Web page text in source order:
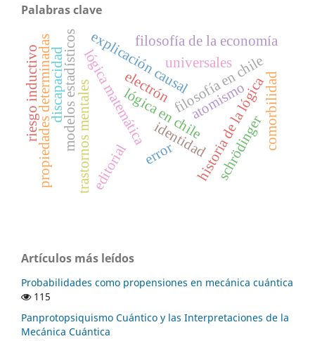
Palabras clave
filosofía en chile
lógica en chile
identidad
lógica matemática historia de la lógica
modelos estadísticos
error
explicación causal
trastornos mentales
discapacidad comorbilidad
universales
propiedades determinadas electrón atomismo
schrödinger
editorial
riesgo inductivo
filosofía de la economía
Artículos más leídos
Probabilidades como propensiones en mecánica cuántica
115
Panprotopsiquismo Cuántico y las Interpretaciones de la
Mecánica Cuántica